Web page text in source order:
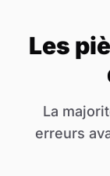
Les
La
erreurs